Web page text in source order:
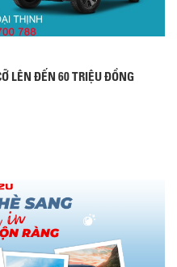
LÊN ĐẾN 60 TRIỆU ĐỒNG